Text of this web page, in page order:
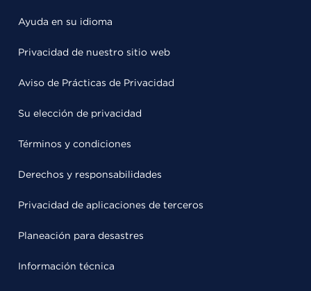
Ayuda en su idioma
Privacidad de nuestro sitio web
Aviso de Prácticas de Privacidad
Su elección de privacidad
Términos y condiciones
Derechos y responsabilidades
Privacidad de aplicaciones de terceros
Planeación para desastres
Información técnica